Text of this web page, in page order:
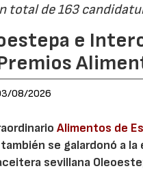
total de 163
e
08/2026
Alimentos de
se galardonó a
sevillana